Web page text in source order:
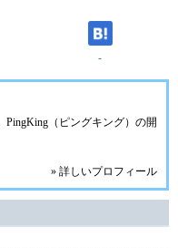
-
PingKing（ピングキング）の開
» 詳しいプロフィール